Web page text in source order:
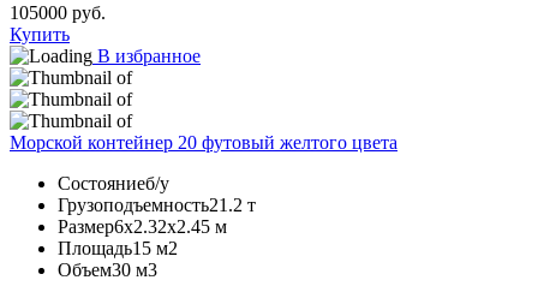
105000 руб.
Купить
В избранное
Морской контейнер 20 футовый желтого цвета
Состояниеб/у
Грузоподъемность21.2 т
Размер6х2.32х2.45 м
Площадь15 м2
Объем30 м3